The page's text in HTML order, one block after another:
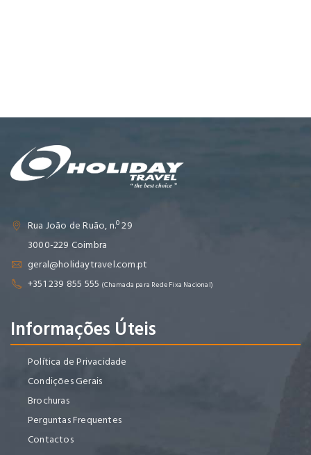
Rua João de Ruão, n.º 29
3000-229 Coimbra
geral@holidaytravel.com.pt
+351 239 855 555 (Chamada para Rede Fixa Nacional)
Informações Úteis
Política de Privacidade
Condições Gerais
Brochuras
Perguntas Frequentes
Contactos